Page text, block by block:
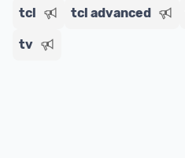
tcl
tcl advanced
tv